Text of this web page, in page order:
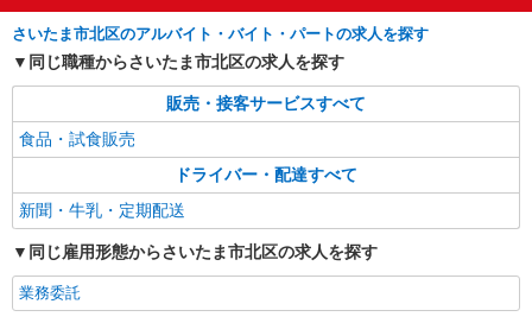
さいたま市北区のアルバイト・バイト・パートの求人を探す
同じ職種からさいたま市北区の求人を探す
販売・接客サービスすべて
食品・試食販売
ドライバー・配達すべて
新聞・牛乳・定期配送
同じ雇用形態からさいたま市北区の求人を探す
業務委託